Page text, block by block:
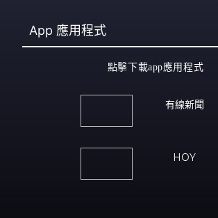
App 應用程式
點擊下載app應用程式
有線新聞
HOY